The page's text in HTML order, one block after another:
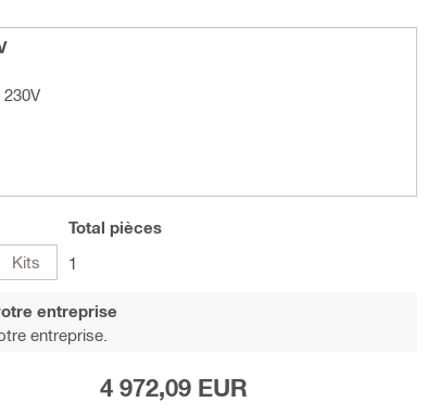
Kits
Total pièces
1
entreprise
entreprise.
4 972,09 EUR